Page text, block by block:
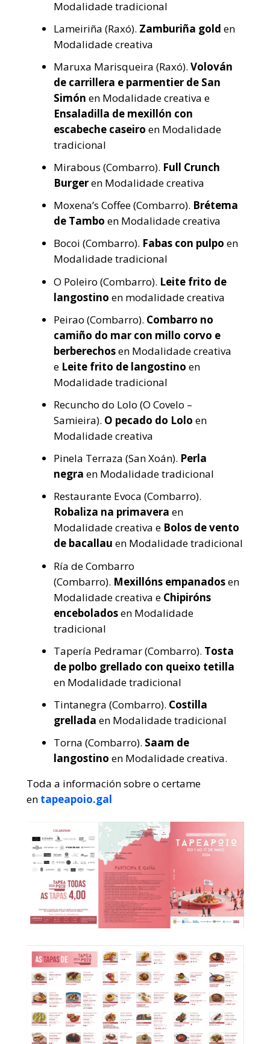
Modalidade tradicional
Lameiriña (Raxó). Zamburiña gold en
Modalidade creativa
Maruxa Marisqueira (Raxó). Volován
de carrillera e parmentier de San
Simón en Modalidade creativa e
Ensaladilla de mexillón con
escabeche caseiro en Modalidade
tradicional
Mirabous (Combarro). Full Crunch
Burgeren Modalidade creativa
Moxena’s Coffee (Combarro). Brétema
de Tambo en Modalidade creativa
Bocoi (Combarro). Fabas con pulpo en
Modalidade tradicional
O Poleiro (Combarro). Leite frito de
langostino en modalidade creativa
Peirao (Combarro). Combarro no
camiño do mar con millo corvo e
berberechosen Modalidade creativa
e Leite frito de langostino en
Modalidade tradicional
Recuncho do Lolo (O Covelo –
Samieira). O pecado do Lolo en
Modalidade creativa
Pinela Terraza (San Xoán). Perla
negra en Modalidade tradicional
Restaurante Evoca (Combarro).
Robaliza na primavera en
Modalidade creativa e Bolos de vento
de bacallau en Modalidade tradicional
Ría de Combarro
(Combarro). Mexillóns empanadosen
Modalidade creativa e Chipiróns
enceboladosen Modalidade
tradicional
Tapería Pedramar (Combarro). Tosta
de polbo grellado con queixo tetilla
en Modalidade tradicional
Tintanegra (Combarro). Costilla
grellada en Modalidade tradicional
Torna (Combarro). Saam de
langostino en Modalidade creativa.
Toda a información sobre o certame
en tapeapoio.gal